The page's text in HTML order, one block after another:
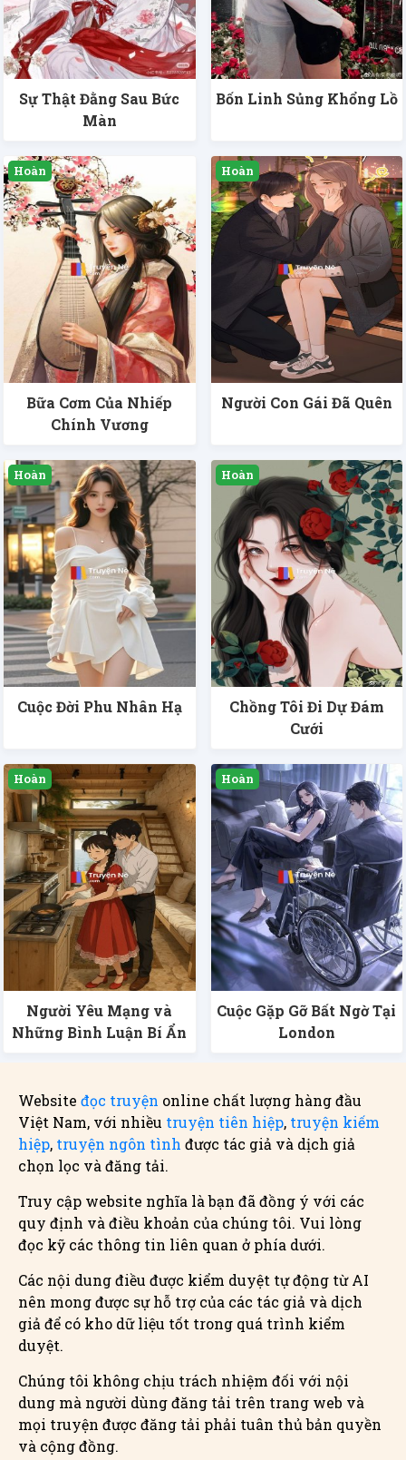
Sự Thật Đằng Sau Bức
Màn
Bốn Linh Sủng Khổng Lồ
Bữa Cơm Của Nhiếp
Chính Vương
Người Con Gái Đã Quên
Cuộc Đời Phu Nhân Hạ
Chồng Tôi Đi Dự Đám
Cưới
Người Yêu Mạng và
Những Bình Luận Bí Ẩn
Cuộc Gặp Gỡ Bất Ngờ Tại
London
Website đọc truyện online chất lượng hàng đầu
Việt Nam, với nhiều truyện tiên hiệp, truyện kiếm
hiệp, truyện ngôn tình được tác giả và dịch giả
chọn lọc và đăng tải.
Truy cập website nghĩa là bạn đã đồng ý với các
quy định và điều khoản của chúng tôi. Vui lòng
đọc kỹ các thông tin liên quan ở phía dưới.
Các nội dung điều được kiểm duyệt tự động từ AI
nên mong được sự hỗ trợ của các tác giả và dịch
giả để có kho dữ liệu tốt trong quá trình kiểm
duyệt.
Chúng tôi không chịu trách nhiệm đối với nội
dung mà người dùng đăng tải trên trang web và
mọi truyện được đăng tải phải tuân thủ bản quyền
và cộng đồng.